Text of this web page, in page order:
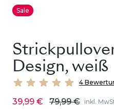
Sale
Design, weiß
4
39,99 € 79,99 € inkl.